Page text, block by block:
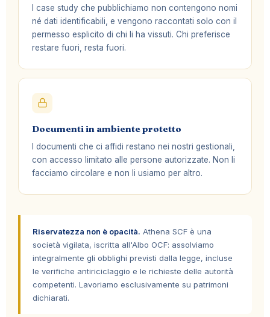
I case study che pubblichiamo non contengono nomi
né dati identificabili, e vengono raccontati solo con il
permesso esplicito di chi li ha vissuti. Chi preferisce
restare fuori, resta fuori.
Documenti in ambiente protetto
I documenti che ci affidi restano nei nostri gestionali,
con accesso limitato alle persone autorizzate. Non li
facciamo circolare e non li usiamo per altro.
Riservatezza non è opacità. Athena SCF è una
società vigilata, iscritta all'Albo OCF: assolviamo
integralmente gli obblighi previsti dalla legge, incluse
le verifiche antiriciclaggio e le richieste delle autorità
competenti. Lavoriamo esclusivamente su patrimoni
dichiarati.